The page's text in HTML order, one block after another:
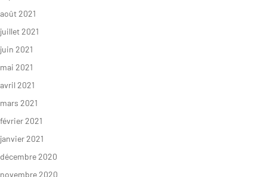
août 2021
juillet 2021
juin 2021
mai 2021
avril 2021
mars 2021
février 2021
janvier 2021
décembre 2020
novembre 2020